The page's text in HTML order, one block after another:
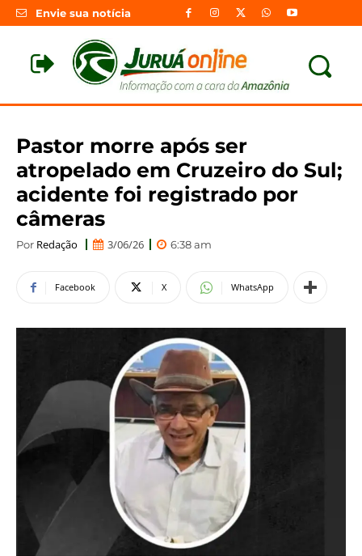
Envie sua notícia
Pastor morre após ser
atropelado em Cruzeiro do Sul;
acidente foi registrado por
câmeras
Por Redação 3/06/26 6:38 am
Facebook X WhatsApp